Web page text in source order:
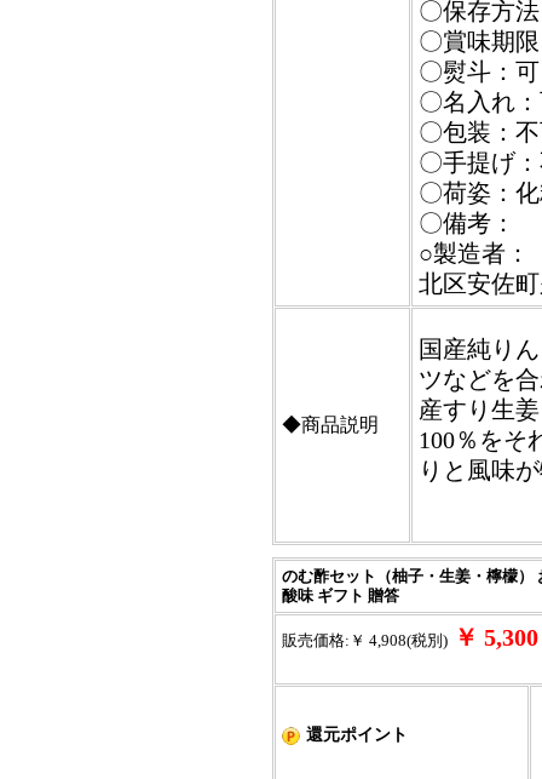
〇保存方
〇賞味期
〇熨斗：可
〇名入れ
〇包装：
〇手提げ
〇荷姿：
〇備考：
○製造者：
北区安佐
◆商品説明
国産純り
ツなどを
産すり生
100％をそ
りと風味
のむ酢セット（柚子・生姜・檸檬）
酸味 ギフト 贈答
販売価格:￥ 4,908(税別) ￥
還元ポイント